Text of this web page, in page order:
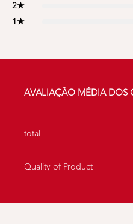
2★
1★
AVALIAÇÃO MÉDIA DOS
total
Quality of Product